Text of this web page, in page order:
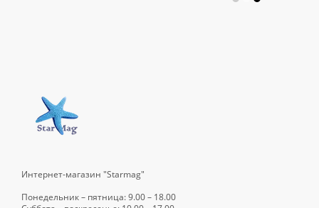
Интернет-магазин "Starmag"
Понедельник – пятница: 9.00 – 18.00